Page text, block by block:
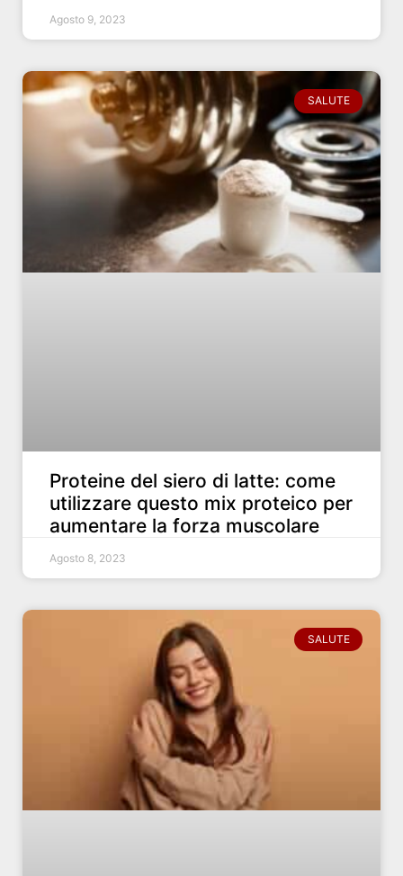
Agosto 9, 2023
SALUTE
Proteine ​​del siero di latte: come
utilizzare questo mix proteico per
aumentare la forza muscolare
Agosto 8, 2023
SALUTE